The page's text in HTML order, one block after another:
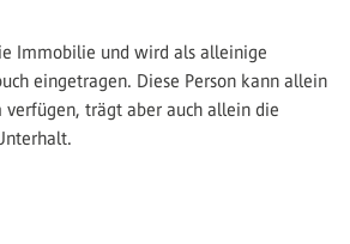
Immobilie und wird als alleinige
eingetragen. Diese Person kann allein
verfügen, trägt aber auch allein die